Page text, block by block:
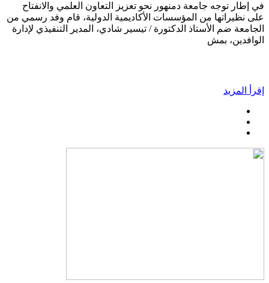
في إطار توجه جامعة دمنهور نحو تعزيز التعاون العلمي والانفتاح
على نظيراتها من المؤسسات الأكاديمية الدولية، قام وفد رسمي من
الجامعة ضم الأستاذ الدكتورة / تيسير شادي، المدير التنفيذي لإدارة
الوافدين، بمش
إقرأ المزيد